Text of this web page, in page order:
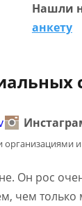
Нашли
анкету
организациями
Он рос
чем только